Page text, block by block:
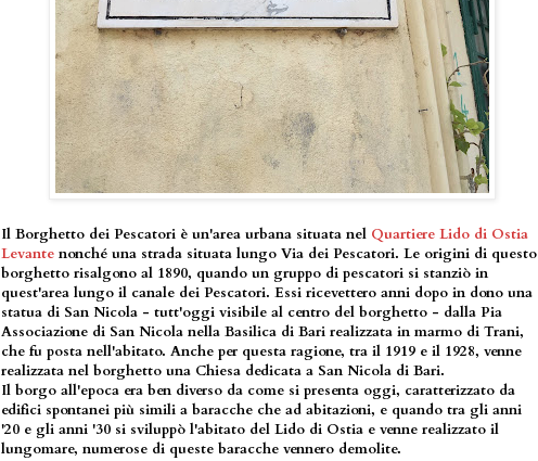
Il Borghetto dei Pescatori è un'area urbana situata nel Quartiere Lido di Ostia
Levante nonché una strada situata lungo Via dei Pescatori. Le origini di questo
borghetto risalgono al 1890, quando un gruppo di pescatori si stanziò in
quest'area lungo il canale dei Pescatori. Essi ricevettero anni dopo in dono una
statua di San Nicola - tutt'oggi visibile al centro del borghetto - dalla Pia
Associazione di San Nicola nella Basilica di Bari realizzata in marmo di Trani,
che fu posta nell'abitato. Anche per questa ragione, tra il 1919 e il 1928, venne
realizzata nel borghetto una Chiesa dedicata a San Nicola di Bari.
Il borgo all'epoca era ben diverso da come si presenta oggi, caratterizzato da
edifici spontanei più simili a baracche che ad abitazioni, e quando tra gli anni
'20 e gli anni '30 si sviluppò l'abitato del Lido di Ostia e venne realizzato il
lungomare, numerose di queste baracche vennero demolite.